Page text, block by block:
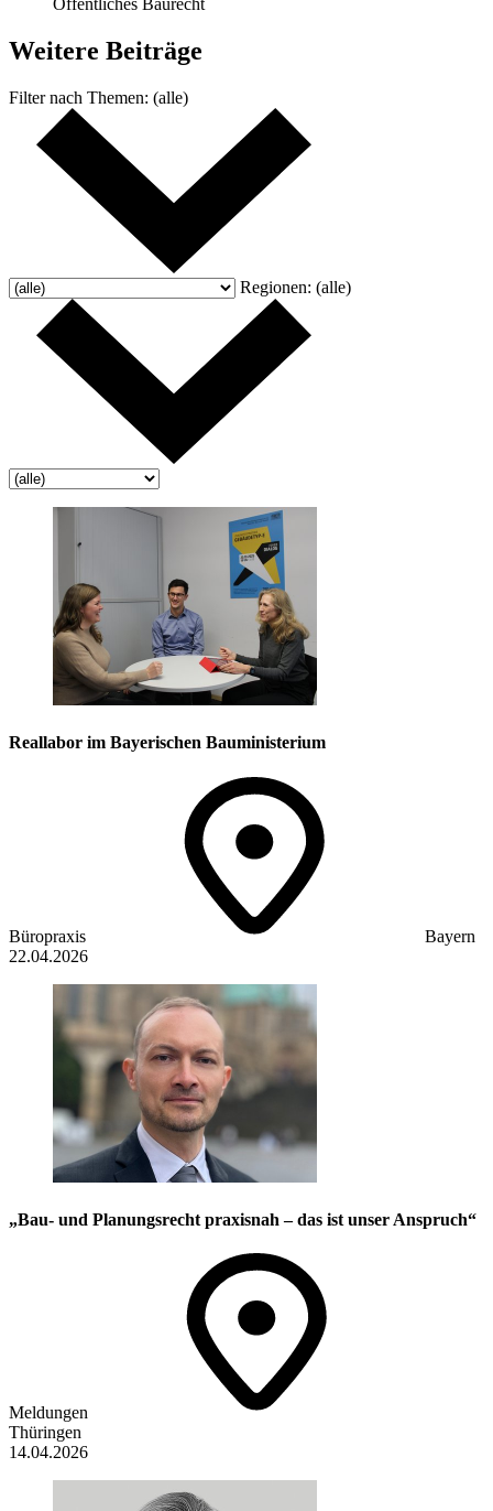
Öffentliches Baurecht
Weitere Beiträge
Filter nach Themen: (alle)
Regionen: (alle)
Reallabor im Bayerischen Bauministerium
Büropraxis
Bayern
22.04.2026
„Bau- und Planungsrecht praxisnah – das ist unser Anspruch“
Meldungen
Thüringen
14.04.2026